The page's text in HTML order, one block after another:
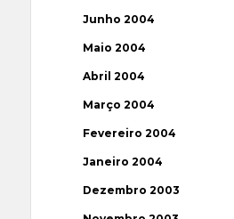
Junho 2004
Maio 2004
Abril 2004
Março 2004
Fevereiro 2004
Janeiro 2004
Dezembro 2003